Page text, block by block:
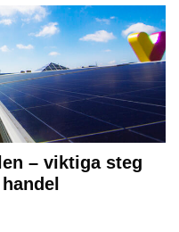
– viktiga steg